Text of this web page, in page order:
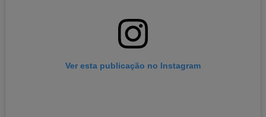
Ver esta publicação no Instagram